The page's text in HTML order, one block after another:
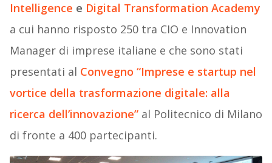
Intelligence e Digital Transformation Academy
a cui hanno risposto 250 tra CIO e Innovation
Manager di imprese italiane e che sono stati
presentati al Convegno “Imprese e startup nel
vortice della trasformazione digitale: alla
ricerca dell’innovazione” al Politecnico di Milano
di fronte a 400 partecipanti.